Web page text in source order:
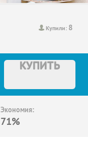
Купили: 8
КУПИТЬ
Экономия:
71%